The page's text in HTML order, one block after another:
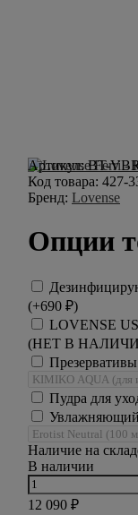
Артикул:BT-
Код товара: 427-
Бренд: Lovense
Опции
(+690 ₽)
LOVENSE
(НЕТ В
Презервативы
Пудра для
Увлажняющий
Наличие на
В наличии
12 090 ₽